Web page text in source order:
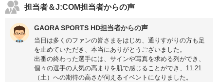
担当者＆J:COM担当者からの声
GAORA SPORTS HD担当者からの声
当日は多くのファンの皆さまをはじめ、通りすがりの方も足
を止めていただき、本当にありがとうございました。
出番の終わった選手には、サインや写真を求める列ができ、
個々の選手の人気の高まりを肌で感じることができ、11.21
（土）への期待の高さが伺えるイベントになりました。